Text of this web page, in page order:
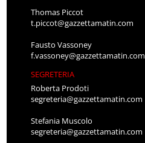
Thomas Piccot
t.piccot@gazzettamatin.com
Fausto Vassoney
f.vassoney@gazzettamatin.com
SEGRETERIA
Roberta Prodoti
segreteria@gazzettamatin.com
Stefania Muscolo
segreteria@gazzettamatin.com